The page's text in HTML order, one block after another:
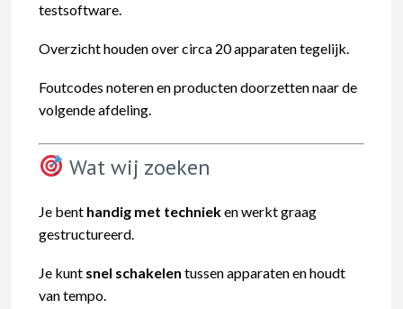
testsoftware.
Overzicht houden over circa 20 apparaten tegelijk.
Foutcodes noteren en producten doorzetten naar de
volgende afdeling.
Wat wij zoeken
Je bent handig met technieken werkt graag
gestructureerd.
Je kunt snel schakelen tussen apparaten en houdt
van tempo.